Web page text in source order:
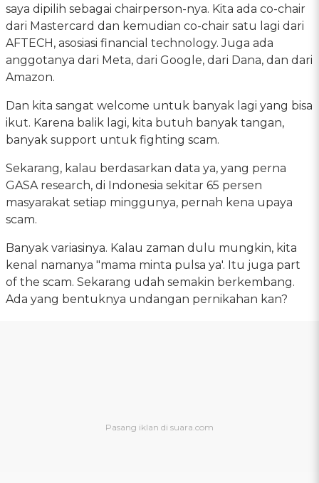
saya dipilih sebagai chairperson-nya. Kita ada co-chair
dari Mastercard dan kemudian co-chair satu lagi dari
AFTECH, asosiasi financial technology. Juga ada
anggotanya dari Meta, dari Google, dari Dana, dan dari
Amazon.
Dan kita sangat welcome untuk banyak lagi yang bisa
ikut. Karena balik lagi, kita butuh banyak tangan,
banyak support untuk fighting scam.
Sekarang, kalau berdasarkan data ya, yang perna
GASA research, di Indonesia sekitar 65 persen
masyarakat setiap minggunya, pernah kena upaya
scam.
Banyak variasinya. Kalau zaman dulu mungkin, kita
kenal namanya "mama minta pulsa ya'. Itu juga part
of the scam. Sekarang udah semakin berkembang.
Ada yang bentuknya undangan pernikahan kan?